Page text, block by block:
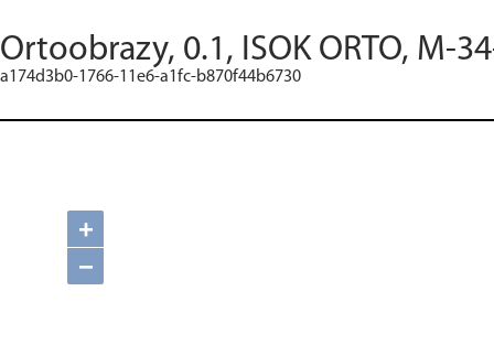
Ortoobrazy, 0.1, ISOK ORTO, M-
a174d3b0-1766-11e6-a1fc-b870f44b6730
+
−